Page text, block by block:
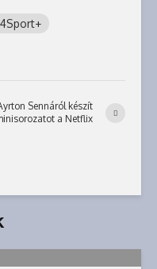
Sennáról készít
a Netflix